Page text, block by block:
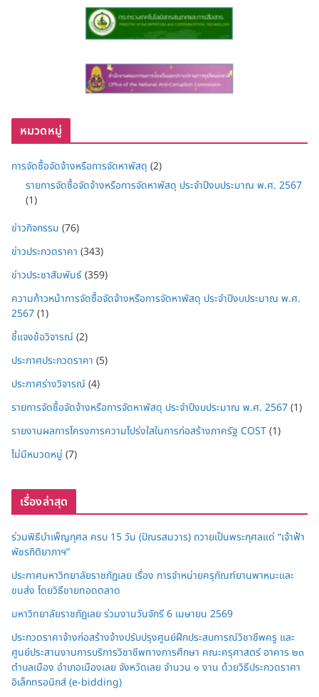
หมวดหมู่
การจัดซื้อจัดจ้างหรือการจัดหาพัสดุ (2)
รายการจัดซื้อจัดจ้างหรือการจัดหาพัสดุ ประจำปีงบประมาณ พ.ศ. 2567
(1)
ข่าวกิจกรรม (76)
ข่าวประกวดราคา (343)
ข่าวประชาสัมพันธ์(359)
ความก้าวหน้าการจัดซื้อจัดจ้างหรือการจัดหาพัสดุ ประจำปีงบประมาณ พ.ศ.
2567(1)
ชี้แจงข้อวิจารณ์(2)
ประกาศประกวดราคา (5)
ประกาศร่างวิจารณ์(4)
รายการจัดซื้อจัดจ้างหรือการจัดหาพัสดุ ประจำปีงบประมาณ พ.ศ. 2567(1)
รายงานผลการโครงการความโปร่งใสในการก่อสร้างภาครัฐ COST(1)
ไม่มีหมวดหมู่ (7)
เรื่องล่าสุด
ร่วมพิธีบำเพ็ญกุศล ครบ 15 วัน (ปัณรสมวาร) ถวายเป็นพระกุศลแด่ “เจ้าฟ้า
พัชรกิติยาภาฯ”
ประกาศมหาวิทยาลัยราชภัฏเลย เรื่อง การจำหน่ายครุภัณฑ์ยานพาหนะและ
ขนส่ง โดยวิธีขายทอดตลาด
มหาวิทยาลัยราชภัฏเลย ร่วมงานวันจักรี 6 เมษายน 2569
ประกวดราคาจ้างก่อสร้างจ้างปรับปรุงศูนย์ฝึกประสบการณ์วิชาชีพครู และ
ศูนย์ประสานงานการบริการวิชาชีพทางการศึกษา คณะครุศาสตร์ อาคาร ๒๓
ตำบลเมือง อำเภอเมืองเลย จังหวัดเลย จำนวน ๑ งาน ด้วยวิธีประกวดราคา
อิเล็กทรอนิกส์ (e-bidding)